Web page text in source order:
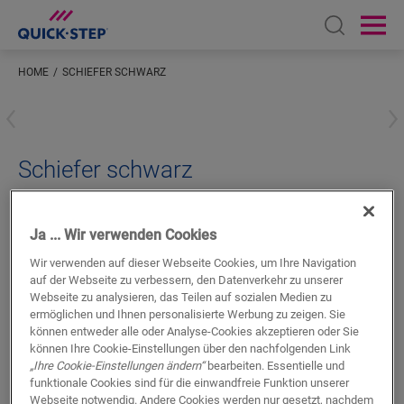
Open
HOME SCHIEFER SCHWARZ
Schiefer schwarz
Schönes Finish
Farblich abgestimmt auf Ihren Boden
Kratzfeste Nutzschicht
Ja ... Wir verwenden Cookies
Wir verwenden auf dieser Webseite Cookies, um Ihre Navigation
auf der Webseite zu verbessern, den Datenverkehr zu unserer
Webseite zu analysieren, das Teilen auf sozialen Medien zu
ermöglichen und Ihnen personalisierte Werbung zu zeigen. Sie
können entweder alle oder Analyse-Cookies akzeptieren oder Sie
können Ihre Cookie-Einstellungen über den nachfolgenden Link
„Ihre Cookie-Einstellungen ändern“bearbeiten. Essentielle und
funktionale Cookies sind für die einwandfreie Funktion unserer
Webseite notwendig. Andere Cookies werden nur gesetzt, nachdem